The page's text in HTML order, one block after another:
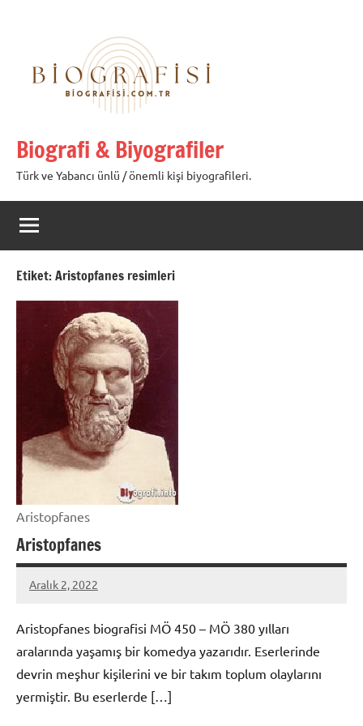
Biografi & Biyografiler
Türk ve Yabancı ünlü / önemli kişi biyografileri.
Etiket:Aristopfanes resimleri
Aristopfanes
Aristopfanes
Aralık 2, 2022
admin
Aristopfanes biografisi MÖ 450 – MÖ 380 yılları
aralarında yaşamış bir komedya yazarıdır. Eserlerinde
devrin meşhur kişilerini ve bir takım toplum olaylarını
yermiştir. Bu eserlerde […]